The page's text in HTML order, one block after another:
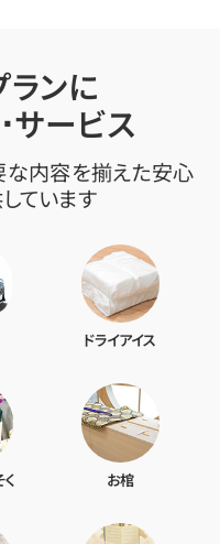
ンに
サービス
な内容を揃えた安心
ています
ドライアイス
お棺